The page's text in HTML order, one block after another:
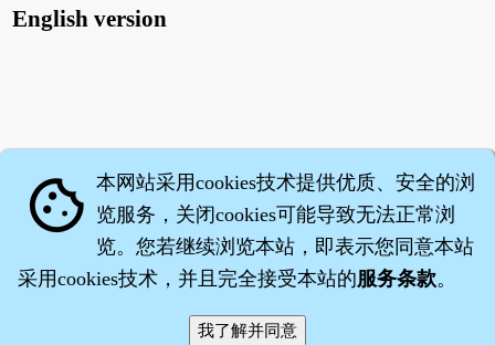
English version
·沈药子©2008～2026
cookie 本网站采用cookies技术提供优质、安全的浏
览服务，关闭cookies可能导致无法正常浏
览。您若继续浏览本站，即表示您同意本站
采用cookies技术，并且完全接受本站的服务条款。